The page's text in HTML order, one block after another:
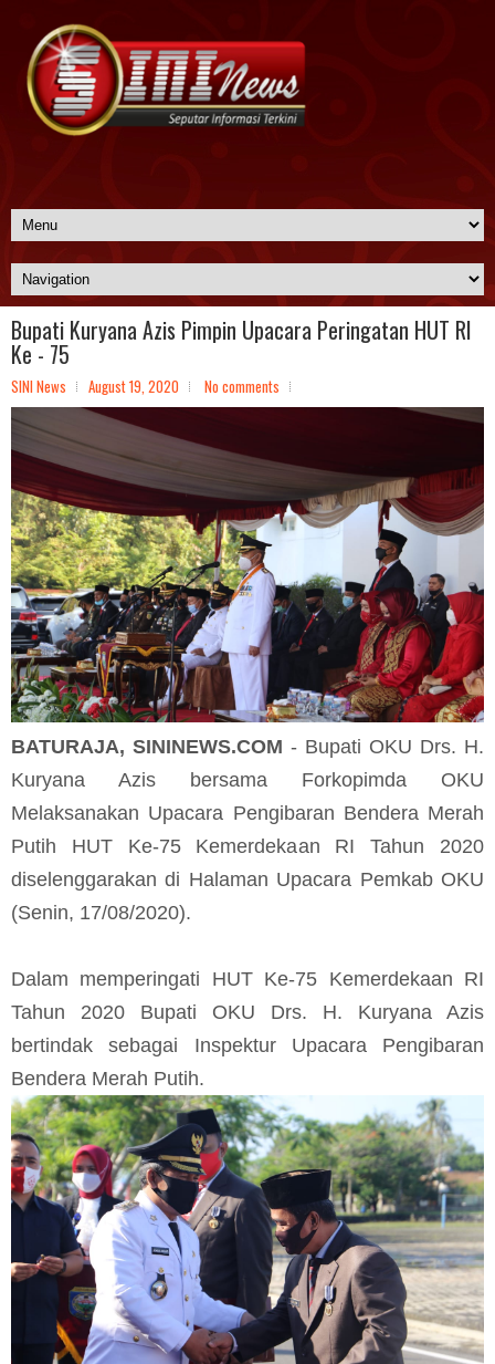
Bupati Kuryana Azis Pimpin Upacara Peringatan HUT RI
Ke - 75
SINI News August 19, 2020 No comments
BATURAJA, SININEWS.COM - Bupati OKU Drs. H.
Kuryana Azis bersama Forkopimda OKU
Melaksanakan Upacara Pengibaran Bendera Merah
Putih HUT Ke-75 Kemerdekaan RI Tahun 2020
diselenggarakan di Halaman Upacara Pemkab OKU
(Senin, 17/08/2020).
Dalam memperingati HUT Ke-75 Kemerdekaan RI
Tahun 2020 Bupati OKU Drs. H. Kuryana Azis
bertindak sebagai Inspektur Upacara Pengibaran
Bendera Merah Putih.